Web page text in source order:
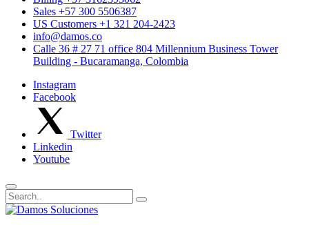
Sales +57 300 5506387
US Customers +1 321 204-2423
info@damos.co
Calle 36 # 27 71 office 804 Millennium Business Tower
Building - Bucaramanga, Colombia
Instagram
Facebook
Twitter
Linkedin
Youtube